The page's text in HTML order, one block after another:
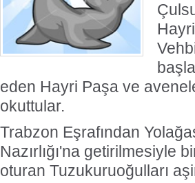
eden Hayri Paşa ve
okuttular.
Trabzon Eşrafından
Nazırlığı'na getirilmesiyle
oturan Tuzukuruoğulları